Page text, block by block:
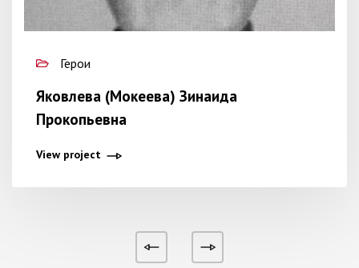
Герои
Яковлева (Мокеева) Зинаида
Прокопьевна
View project